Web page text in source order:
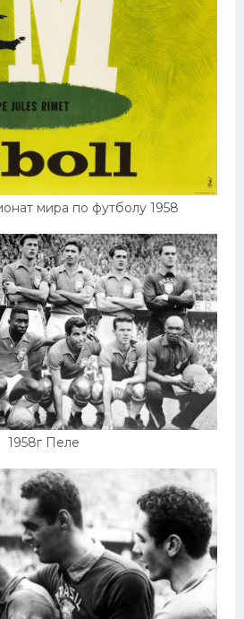
мира по футболу 1958
1958г Пеле